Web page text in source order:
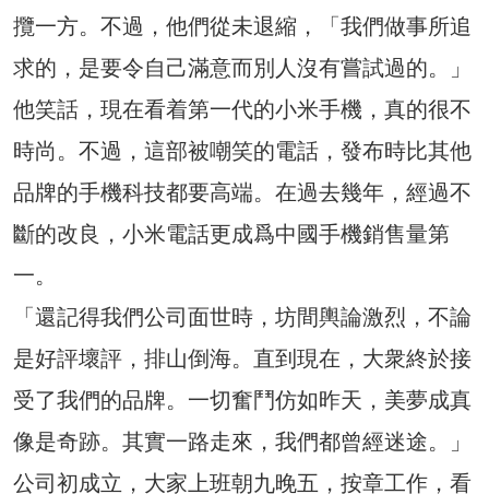
攬一方。不過，他們從未退縮，「我們做事所追
求的，是要令自己滿意而別人沒有嘗試過的。」
他笑話，現在看着第一代的小米手機，真的很不
時尚。不過，這部被嘲笑的電話，發布時比其他
品牌的手機科技都要高端。在過去幾年，經過不
斷的改良，小米電話更成爲中國手機銷售量第
一。
「還記得我們公司面世時，坊間輿論激烈，不論
是好評壞評，排山倒海。直到現在，大衆終於接
受了我們的品牌。一切奮鬥仿如昨天，美夢成真
像是奇跡。其實一路走來，我們都曾經迷途。」
公司初成立，大家上班朝九晚五，按章工作，看